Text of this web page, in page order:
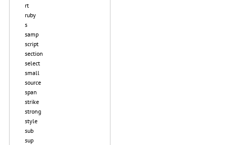
rt
ruby
s
samp
script
section
select
small
source
span
strike
strong
style
sub
sup